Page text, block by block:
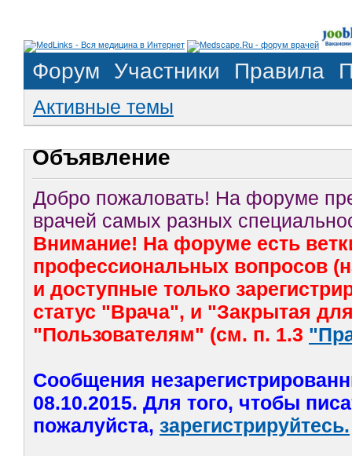
Форум Участники Правила
Активные темы
Объявление
Добро пожаловать! На форуме
врачей самых разных
Внимание! На форуме есть
профессиональных вопросов
и доступные только
статус "Врача", и "Закрытая
"Пользователям" (см. п. 1.3
Сообщения
08.10.2015. Для того, чтобы
пожалуйста, зарегистрируйтесь.